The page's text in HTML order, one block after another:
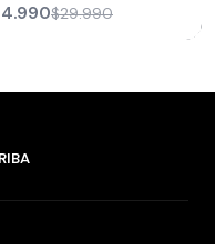
$29.990